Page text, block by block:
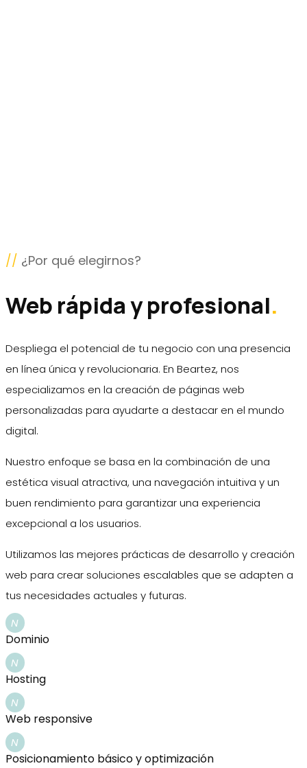
// ¿Por qué elegirnos?
Web rápida y profesional.
Despliega el potencial de tu negocio con una presencia
en línea única y revolucionaria. En Beartez, nos
especializamos en la creación de páginas web
personalizadas para ayudarte a destacar en el mundo
digital.
Nuestro enfoque se basa en la combinación de una
estética visual atractiva, una navegación intuitiva y un
buen rendimiento para garantizar una experiencia
excepcional a los usuarios.
Utilizamos las mejores prácticas de desarrollo y creación
web para crear soluciones escalables que se adapten a
tus necesidades actuales y futuras.
N
Dominio
N
Hosting
N
Web responsive
N
Posicionamiento básico y optimización